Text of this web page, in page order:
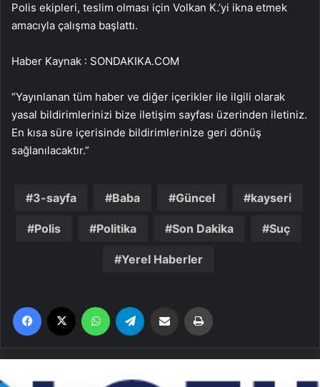
Polis ekipleri, teslim olması için Volkan K.’yi ikna etmek
amacıyla çalışma başlattı.
Haber Kaynak : SONDAKIKA.COM
“Yayınlanan tüm haber ve diğer içerikler ile ilgili olarak
yasal bildirimlerinizi bize iletişim sayfası üzerinden iletiniz.
En kısa süre içerisinde bildirimlerinize geri dönüş
sağlanılacaktır.”
3-sayfa Baba Güncel kayseri
Polis Politika Son Dakika Suç
Yerel Haberler
Facebook WhatsApp Email'den paylaş